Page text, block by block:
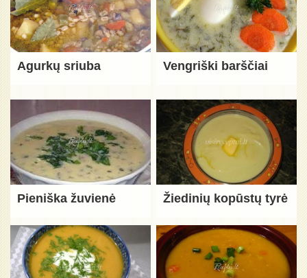
Agurkų sriuba Vengriški barščiai
Pieniška žuvienė Žiedinių kopūstų tyrė